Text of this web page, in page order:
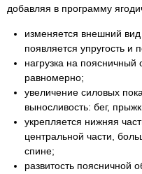
добавляя в программу
изменяется внешний
появляется упругость и
нагрузка на поясничный
равномерно;
увеличение силовых
выносливость: бег,
укрепляется нижняя
центральной части,
спине;
развитость поясничной